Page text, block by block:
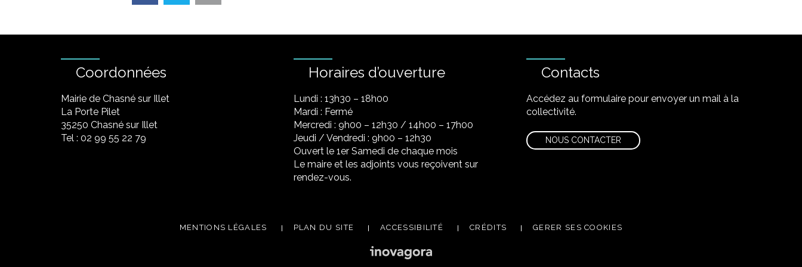
Coordonnées
Mairie de Chasné sur Illet
La Porte Pilet
35250 Chasné sur Illet
Tel : 02 99 55 22 79
Horaires d’ouverture
Lundi : 13h30 – 18h00
Mardi : Fermé
Mercredi : 9h00 – 12h30 / 14h00 – 17h00
Jeudi / Vendredi : 9h00 – 12h30
Ouvert le 1er Samedi de chaque mois
Le maire et les adjoints vous reçoivent sur
rendez-vous.
Contacts
Accédez au formulaire pour envoyer un mail à la
collectivité.
NOUS CONTACTER
MENTIONS LÉGALES PLAN DU SITE ACCESSIBILITÉ CRÉDITS GERER SES COOKIES